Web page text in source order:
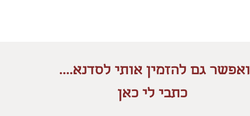
ואפשר גם להזמין אותי לסדנא....
כתבי לי כאן